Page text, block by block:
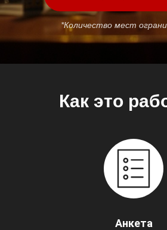
*Количество мест
Как это
Анкета